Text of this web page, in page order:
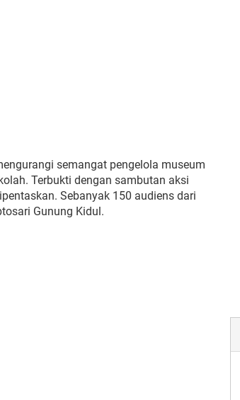
semangat pengelola museum
Terbukti dengan sambutan aksi
Sebanyak 150 audiens dari
Gunung Kidul.